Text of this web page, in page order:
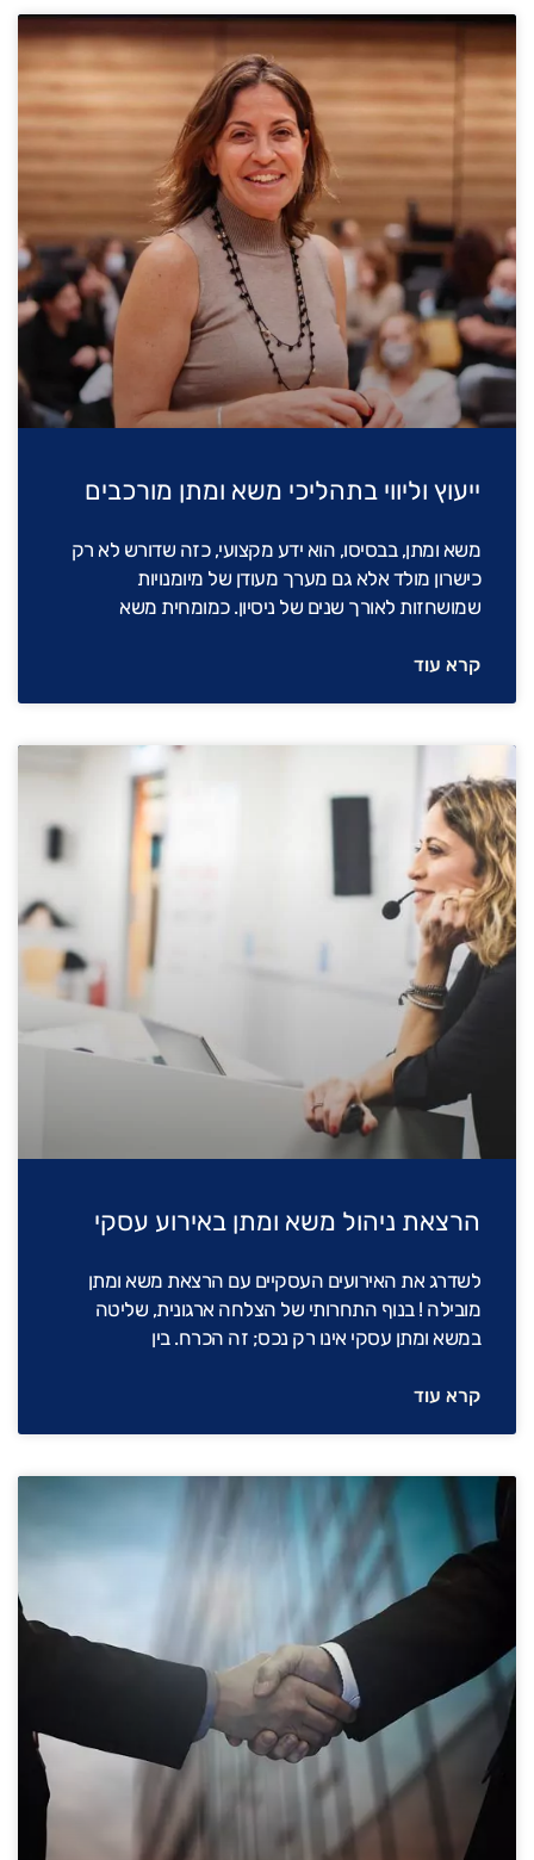
ייעוץ וליווי בתהליכי משא ומתן מורכבים
משא ומתן, בבסיסו, הוא ידע מקצועי, כזה שדורש לא רק
כישרון מולד אלא גם מערך מעודן של מיומנויות
שמושחזות לאורך שנים של ניסיון. כמומחית משא
קרא עוד
הרצאת ניהול משא ומתן באירוע עסקי
לשדרג את האירועים העסקיים עם הרצאת משא ומתן
מובילה ! בנוף התחרותי של הצלחה ארגונית, שליטה
במשא ומתן עסקי אינו רק נכס; זה הכרח. בין
קרא עוד